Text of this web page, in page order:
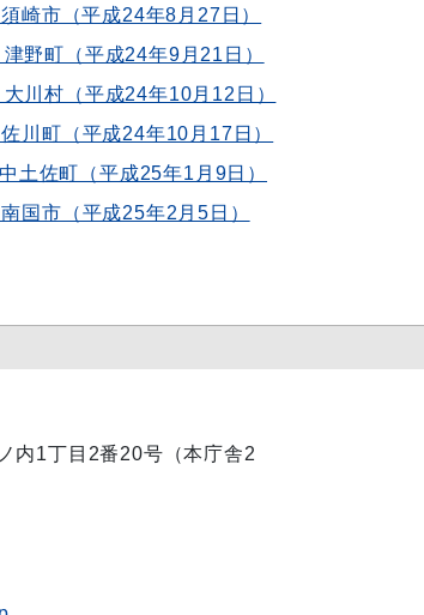
市（平成24年8月27日）
町（平成24年9月21日）
村（平成24年10月12日）
川町（平成24年10月17日）
佐町（平成25年1月9日）
国市（平成25年2月5日）
内1丁目2番20号（本庁舎2